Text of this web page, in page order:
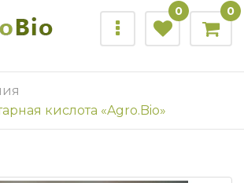
0 0
кислота «Agro.Bio»